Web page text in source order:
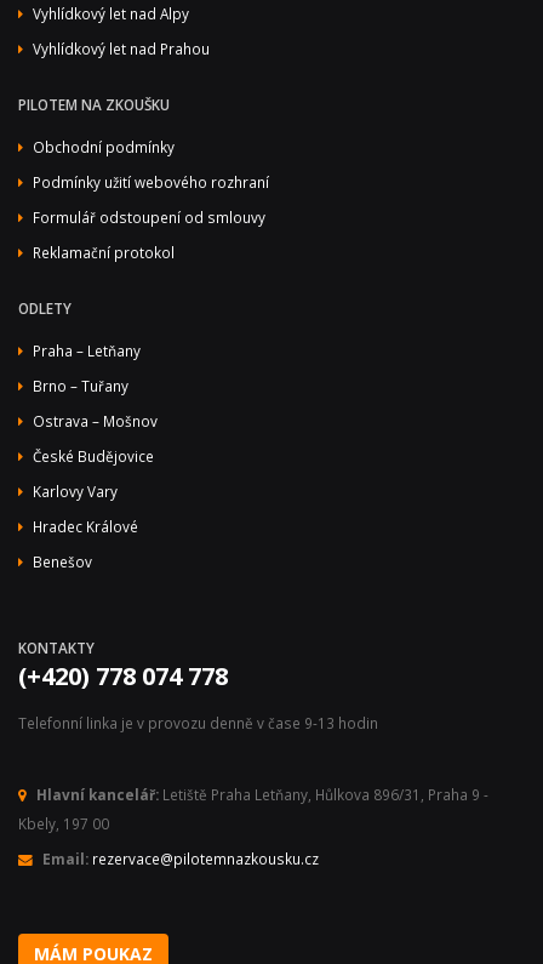
Vyhlídkový let nad Alpy
Vyhlídkový let nad Prahou
PILOTEM NA ZKOUŠKU
Obchodní podmínky
Podmínky užití webového rozhraní
Formulář odstoupení od smlouvy
Reklamační protokol
ODLETY
Praha – Letňany
Brno – Tuřany
Ostrava – Mošnov
České Budějovice
Karlovy Vary
Hradec Králové
Benešov
KONTAKTY
(+420) 778 074 778
Telefonní linka je v provozu denně v čase 9-13 hodin
Hlavní kancelář: Letiště Praha Letňany, Hůlkova 896/31, Praha 9 -
Kbely, 197 00
Email: rezervace@pilotemnazkousku.cz
MÁM POUKAZ